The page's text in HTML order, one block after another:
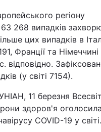
регіону
268 випадків
цих випадків в
Франції та
відповідно.
(у світі 7154).
11 березня
здоров'я оголосила
COVID-19 у світі.